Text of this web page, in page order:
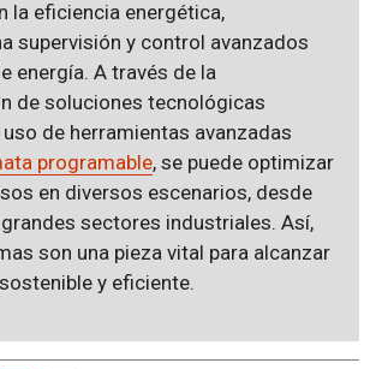
la eficiencia energética,
supervisión y control avanzados
energía. A través de la
de soluciones tecnológicas
de herramientas avanzadas
programable, se puede optimizar
en diversos escenarios, desde
sectores industriales. Así,
son una pieza vital para alcanzar
y eficiente.